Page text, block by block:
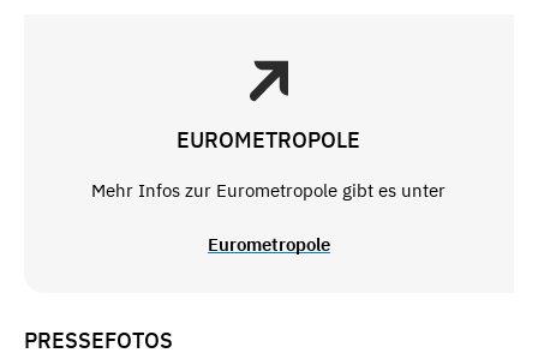
EUROMETROPOLE
Mehr Infos zur Eurometropole gibt es unter
Eurometropole
PRESSEFOTOS